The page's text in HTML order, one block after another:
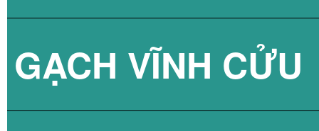
GẠCH VÂN XI
GẠCH VĨNH CỬU